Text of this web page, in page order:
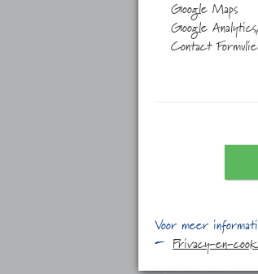
Stadhuisplein 25
1315 HS Almere
Google Maps
Google
Contact
Voor meer
Privacy-en-